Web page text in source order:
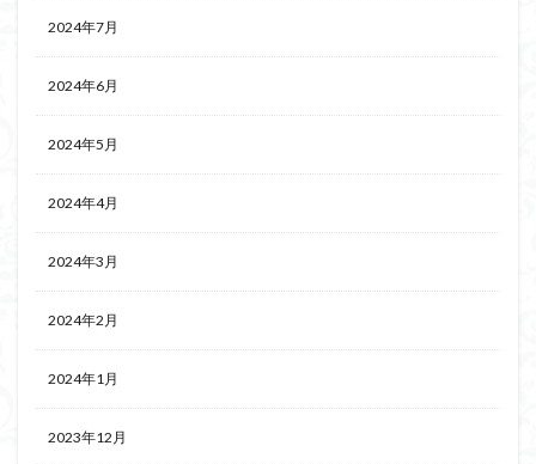
2024年7月
2024年6月
2024年5月
2024年4月
2024年3月
2024年2月
2024年1月
2023年12月